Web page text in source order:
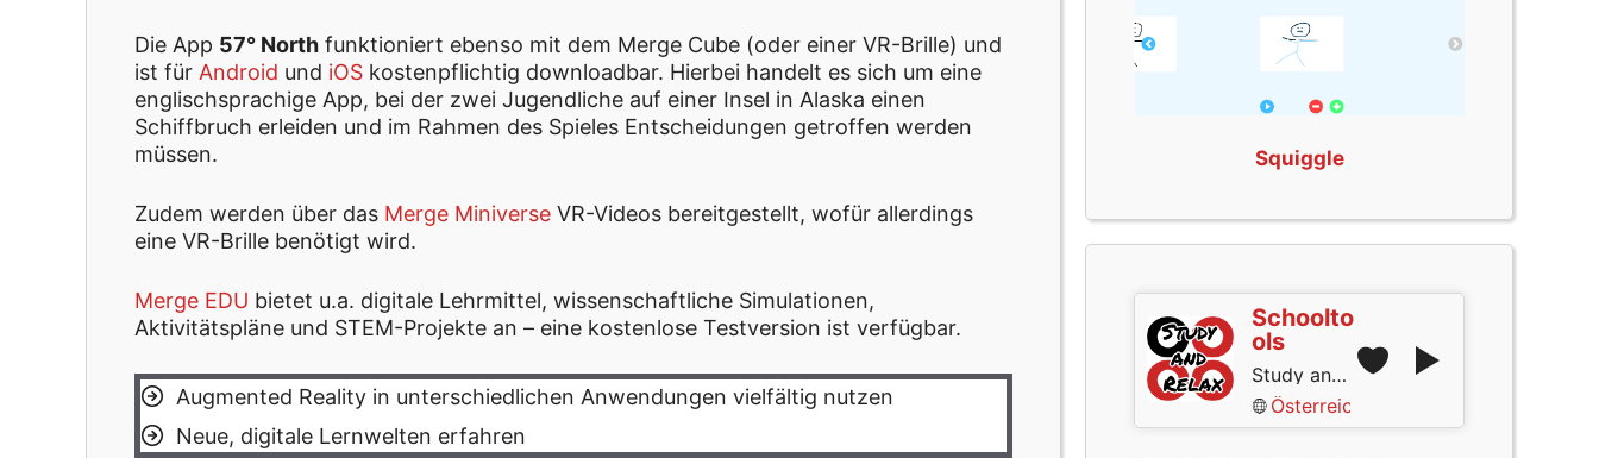
Die App 57° North funktioniert ebenso mit dem Merge Cube (oder einer VR-Brille) und
ist für Android und iOS kostenpflichtig downloadbar. Hierbei handelt es sich um eine
englischsprachige App, bei der zwei Jugendliche auf einer Insel in Alaska einen
Schiffbruch erleiden und im Rahmen des Spieles Entscheidungen getroffen werden
müssen.
Zudem werden über das Merge Miniverse VR-Videos bereitgestellt, wofür allerdings
eine VR-Brille benötigt wird.
Merge EDU bietet u.a. digitale Lehrmittel, wissenschaftliche Simulationen,
Aktivitätspläne und STEM-Projekte an – eine kostenlose Testversion ist verfügbar.
Augmented Reality in unterschiedlichen Anwendungen vielfältig nutzen
Neue, digitale Lernwelten erfahren
Squiggle
Schoolto
ols
Study and Relax
Österreich